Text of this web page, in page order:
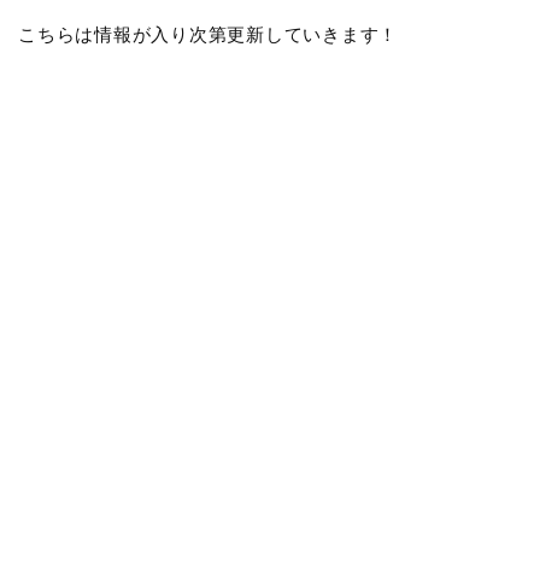
こちらは情報が入り次第更新していきます！